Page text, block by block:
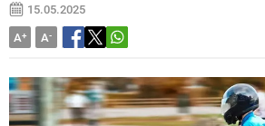
15.05.2025
A+ A-